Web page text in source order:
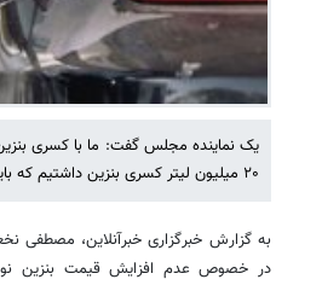
یک نماینده مجلس گفت: ما با کسری
۲۰ میلیون لیتر کسری بنزین داشتیم که باید با واردات جبران می کردیم.
به گزارش خبرگزاری خبرآنلاین،
در خصوص عدم افزایش قیمت بنزین